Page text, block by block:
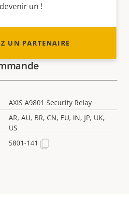
devenir un !
UN PARTENAIRE
AXIS A9801 Security Relay
AR, AU, BR, CN, EU, IN, JP, UK,
US
5801-141